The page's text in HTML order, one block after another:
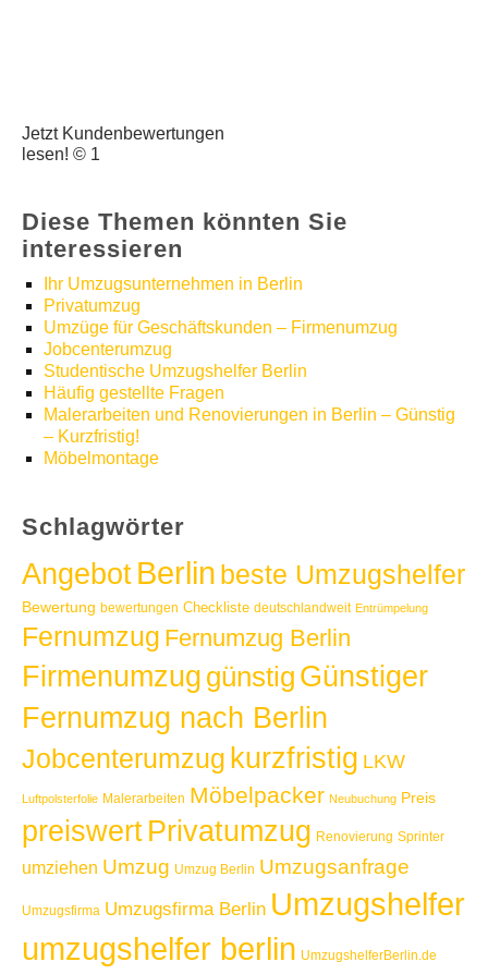
Jetzt Kundenbewertungen
lesen! © 1
Diese Themen könnten Sie
interessieren
Ihr Umzugsunternehmen in Berlin
Privatumzug
Umzüge für Geschäftskunden – Firmenumzug
Jobcenterumzug
Studentische Umzugshelfer Berlin
Häufig gestellte Fragen
Malerarbeiten und Renovierungen in Berlin – Günstig
– Kurzfristig!
Möbelmontage
Schlagwörter
AngebotBerlin beste Umzugshelfer
Bewertung bewertungen Checkliste deutschlandweit Entrümpelung
Fernumzug Fernumzug Berlin
Firmenumzug günstig Günstiger
Fernumzug nach Berlin
Jobcenterumzug kurzfristig LKW
Luftpolsterfolie Malerarbeiten Möbelpacker Neubuchung Preis
preiswert Privatumzug Renovierung Sprinter
umziehen Umzug Umzug Berlin Umzugsanfrage
Umzugsfirma Umzugsfirma Berlin Umzugshelfer
umzugshelfer berlin UmzugshelferBerlin.de